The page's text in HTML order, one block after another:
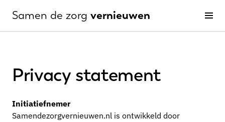
Samen de zorg vernieuwen
Privacy statement
Initiatiefnemer
Samendezorgvernieuwen.nl is ontwikkeld door